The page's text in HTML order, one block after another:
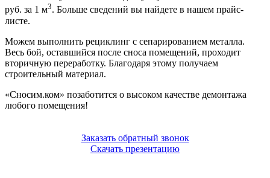
руб. за 1 м3. Больше сведений вы найдете в нашем прайс-
листе.
Можем выполнить рециклинг с сепарированием металла.
Весь бой, оставшийся после сноса помещений, проходит
вторичную переработку. Благодаря этому получаем
строительный материал.
«Сносим.ком» позаботится о высоком качестве демонтажа
любого помещения!
Заказать обратный звонок
Скачать презентацию